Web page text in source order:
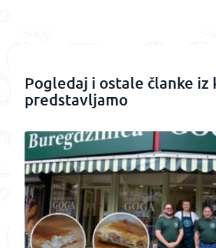
Pogledaj i ostale članke iz
predstavljamo